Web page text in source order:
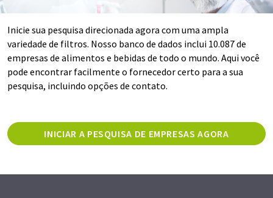
Inicie sua pesquisa direcionada agora com uma ampla
variedade de filtros. Nosso banco de dados inclui 10.087 de
empresas de alimentos e bebidas de todo o mundo. Aqui você
pode encontrar facilmente o fornecedor certo para a sua
pesquisa, incluindo opções de contato.
INICIAR A PESQUISA DE EMPRESAS AGORA